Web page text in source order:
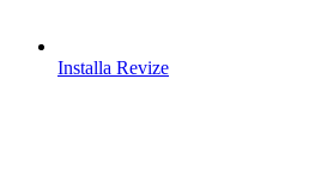
Installa Revize